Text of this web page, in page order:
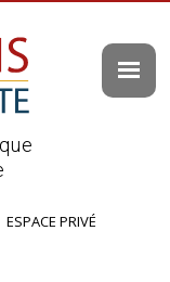
ESPACE PRIVÉ